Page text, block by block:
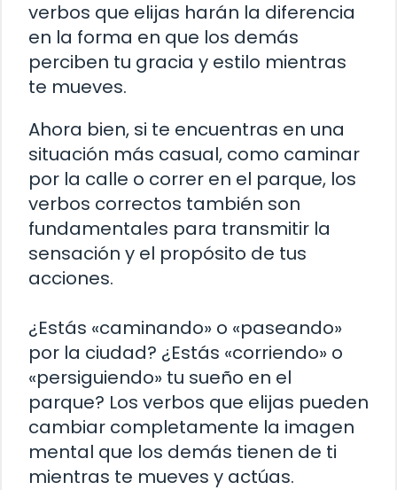
verbos que elijas harán la diferencia
en la forma en que los demás
perciben tu gracia y estilo mientras
te mueves.
Ahora bien, si te encuentras en una
situación más casual, como caminar
por la calle o correr en el parque, los
verbos correctos también son
fundamentales para transmitir la
sensación y el propósito de tus
acciones.
¿Estás «caminando» o «paseando»
por la ciudad? ¿Estás «corriendo» o
«persiguiendo» tu sueño en el
parque? Los verbos que elijas pueden
cambiar completamente la imagen
mental que los demás tienen de ti
mientras te mueves y actúas.